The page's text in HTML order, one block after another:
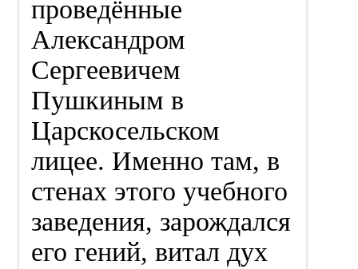
проведённые
Александром
Сергеевичем
Пушкиным в
Царскосельском
лицее. Именно там, в
стенах этого учебного
заведения, зарождался
его гений, витал дух